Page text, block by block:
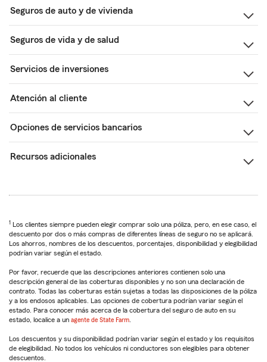
Seguros de auto y de vivienda
Seguros de vida y de salud
Servicios de inversiones
Atención al cliente
Opciones de servicios bancarios
Recursos adicionales
1 Los clientes siempre pueden elegir comprar solo una póliza, pero, en ese caso, el
descuento por dos o más compras de diferentes líneas de seguro no se aplicará.
Los ahorros, nombres de los descuentos, porcentajes, disponibilidad y elegibilidad
podrían variar según el estado.
Por favor, recuerde que las descripciones anteriores contienen solo una
descripción general de las coberturas disponibles y no son una declaración de
contrato. Todas las coberturas están sujetas a todas las disposiciones de la póliza
y a los endosos aplicables. Las opciones de cobertura podrían variar según el
estado. Para conocer más acerca de la cobertura del seguro de auto en su
estado, localice a un agente de State Farm
Los descuentos y su disponibilidad podrían variar según el estado y los requisitos
de elegibilidad. No todos los vehículos ni conductores son elegibles para obtener
descuentos.